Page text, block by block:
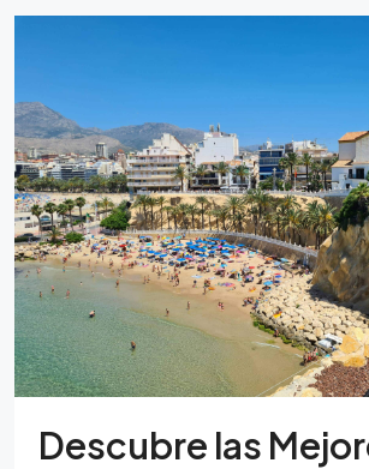
Descubre las